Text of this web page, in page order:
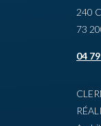
240
73
04